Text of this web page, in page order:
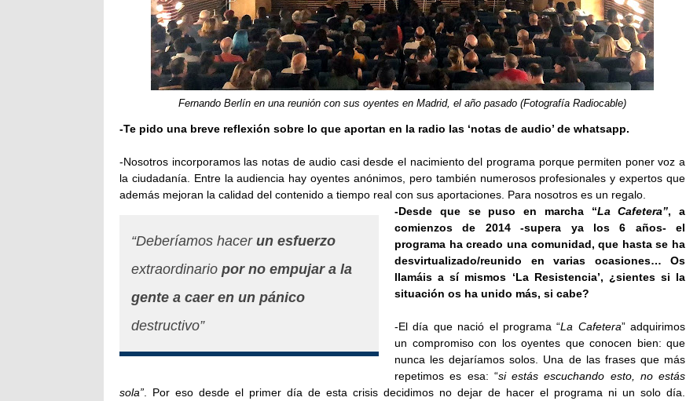
Fernando Berlín en una reunión con sus oyentes en Madrid, el año pasado (Fotografía Radiocable)
-Te pido una breve reflexión sobre lo que aportan en la radio las ‘notas de audio’ de whatsapp.
-Nosotros incorporamos las notas de audio casi desde el nacimiento del programa porque permiten poner voz a
la ciudadanía. Entre la audiencia hay oyentes anónimos, pero también numerosos profesionales y expertos que
además mejoran la calidad del contenido a tiempo real con sus aportaciones. Para nosotros es un regalo.
“Deberíamos hacer un esfuerzo
extraordinario por no empujar a la
gente a caer en un pánico
destructivo”
-Desde que se puso en marcha “La Cafetera”, a
comienzos de 2014 -supera ya los 6 años- el
programa ha creado una comunidad, que hasta se ha
desvirtualizado/reunido en varias ocasiones… Os
llamáis a sí mismos ‘La Resistencia’, ¿sientes si la
situación os ha unido más, si cabe?
-El día que nació el programa “La Cafetera” adquirimos
un compromiso con los oyentes que conocen bien: que
nunca les dejaríamos solos. Una de las frases que más
repetimos es esa: “si estás escuchando esto, no estás
sola” . Por eso desde el primer día de esta crisis decidimos no dejar de hacer el programa ni un solo día.